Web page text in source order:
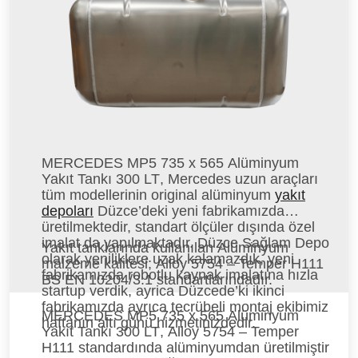
MERCEDES MP5 735 x 565 Alüminyum
Yakıt Tankı 300 LT, Mercedes uzun araçları
tüm modellerinin original alüminyum yakıt
depoları Düzce’deki yeni fabrikamızda
üretilmektedir, standart ölçüler dışında özel
imalat da yapılmaktadır. Düzce Sağlam Depo
olarak yeniliklere uzak kalamazdık, yeni
fabrikamızda robotlu kaynak imalatına hızla
startup verdik, ayrica Düzcede’ki ikinci
fabrikamızda ayrıca tecrübeli montaj ekibimiz
haftanın altı günü hizmetinizdedir.
Yakıt tanklarında kullanılan Alüminyum
malzeme kalitesi; Alloy 5754 – Temper H111
BS EN 10204/3.1 standartlarındadır.
MERCEDES MP5 735 x 565 Alüminyum
Yakıt Tankı 300 LT, Alloy 5754 – Temper
H111 standardında alüminyumdan üretilmiştir